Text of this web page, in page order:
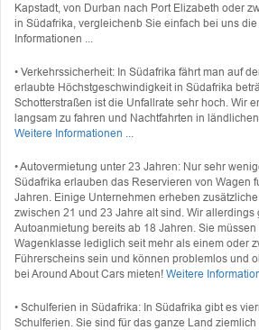
Kapstadt, von Durban nach Port Elizabeth oder
in Südafrika, vergleichenb Sie einfach bei uns
Informationen ...
• Verkehrssicherheit: In Südafrika fährt man auf
erlaubte Höchstgeschwindigkeit in Südafrika
Schotterstraßen ist die Unfallrate sehr hoch. Wir
langsam zu fahren und Nachtfahrten in
Weitere Informationen ...
• Autovermietung unter 23 Jahren: Nur sehr
Südafrika erlauben das Reservieren von Wagen
Jahren. Einige Unternehmen erheben
zwischen 21 und 23 Jahre alt sind. Wir allerdings
Autoanmietung bereits ab 18 Jahren. Sie
Wagenklasse lediglich seit mehr als einem oder
Führerscheins sein und können problemlos und
bei Around About Cars mieten! Weitere
• Schulferien in Südafrika: In Südafrika gibt es
Schulferien. Sie sind für das ganze Land